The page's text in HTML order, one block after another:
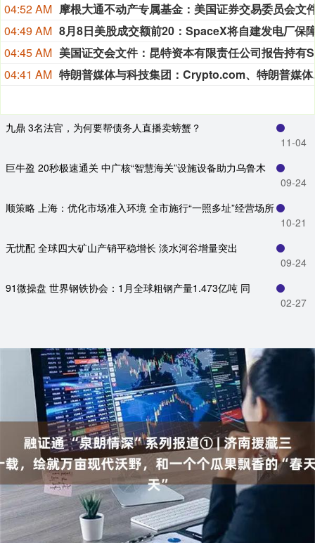
04:52 AM
04:49 AM
04:45 AM
04:41 AM
特朗普媒体与
九鼎 3名法官，为何要帮债务人直播卖螃蟹？
11-04
巨牛盈 20秒极速通关 中广核“智慧海关”设施设备助力乌鲁木
09-24
顺策略 上海：优化市场准入环境 全市施行“一照多址”经营场所
10-21
无忧配 全球四大矿山产销平稳增长 淡水河谷增量突出
09-24
91微操盘 世界钢铁协会：1月全球粗钢产量1.473亿吨 同
02-27